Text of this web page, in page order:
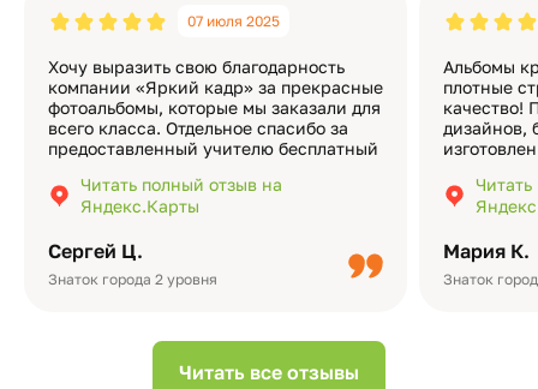
Сергей Ц.
Знаток города 2 уровня
07 июля 2025
Хочу выразить свою благодарность
компании «Яркий кадр» за прекрасные
фотоальбомы, которые мы заказали для
всего класса. Отдельное спасибо за
предоставленный учителю бесплатный
подчёркивает значимость события.
Качество альбомов на высшем уровне:
Читать полный отзыв на
Яндекс.Карты
Мария К.
Знаток
Альбомы
плотные
качество!
дизайнов,
добавить
видео с
Читать все отзывы